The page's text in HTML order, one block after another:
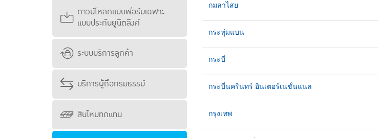
ดาวน์โหลดแบบฟอร์มเฉพาะ
แบบประกันยูนิตลิงค์
ระบบบริการลูกค้า
บริการผู้ถือกรมธรรม์
สินไหมทดแทน
กมลาไสย
กระทุ่มแบน
กระบี่
กระบี่นครินทร์ อินเตอร์เนชั่นแนล
กรุงเทพ